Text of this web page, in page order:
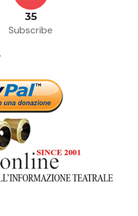
35
Subscribe